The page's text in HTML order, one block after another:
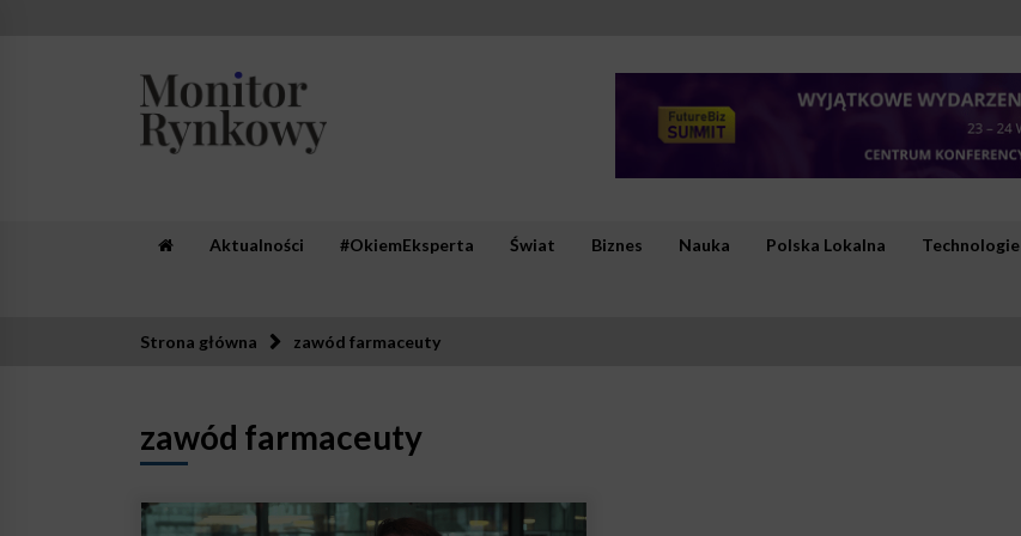
Aktualności #OkiemEksperta Świat Biznes Nauka Polska Lokalna Technologie
Strona główna zawód farmaceuty
zawód farmaceuty